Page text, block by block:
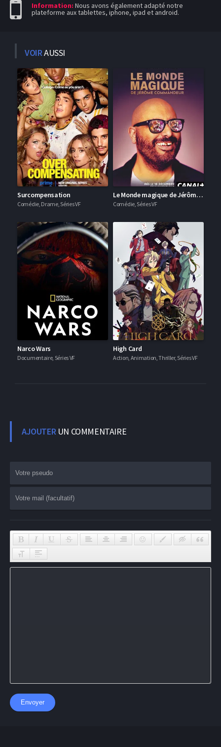
Information: Nous avons également adapté notre
plateforme aux tablettes, iphone, ipad et android.
VOIRAUSSI
Surcompensation
Comédie, Drame, Séries VF
Le Monde magique de Jérôme Commandeur
Comédie, Séries VF
Narco Wars
Documentaire, Séries VF
High Card
Action, Animation, Thriller, Séries VF
AJOUTERUN COMMENTAIRE
Envoyer